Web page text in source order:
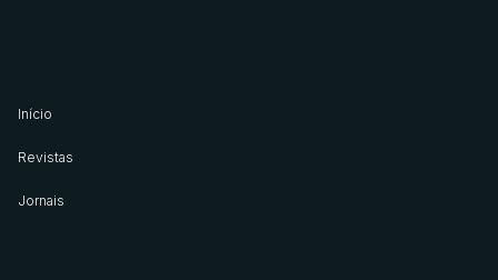
Início
Revistas
Jornais